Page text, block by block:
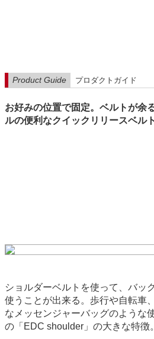
Product Guide プロダクトガイド
お好みの位置で固定。ベルトが余
ルの便利なクイックリリースベル
ショルダーベルトを使って、バッ
使うことが出来る。歩行や自転車
なメッセンジャーバッグのような
の「EDC shoulder」の大きな特徴。